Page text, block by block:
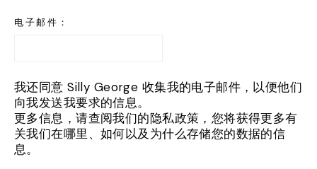
电子邮件：
我还同意 Silly George 收集我的电子邮件，以便他们
向我发送我要求的信息。
更多信息，请查阅我们的隐私政策，您将获得更多有
关我们在哪里、如何以及为什么存储您的数据的信
息。